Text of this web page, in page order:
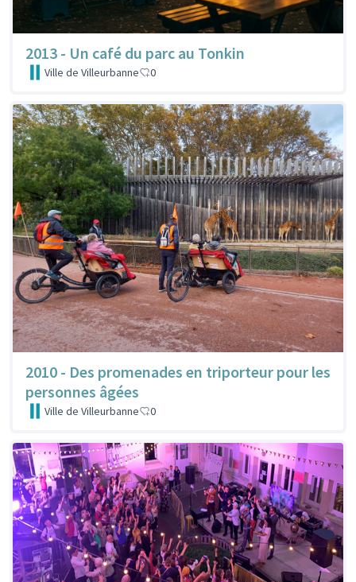
2013 - Un café du parc au Tonkin
Ville de Villeurbanne 0
2010 - Des promenades en triporteur pour les
personnes âgées
Ville de Villeurbanne 0